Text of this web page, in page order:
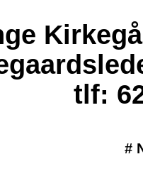
tlf:
#